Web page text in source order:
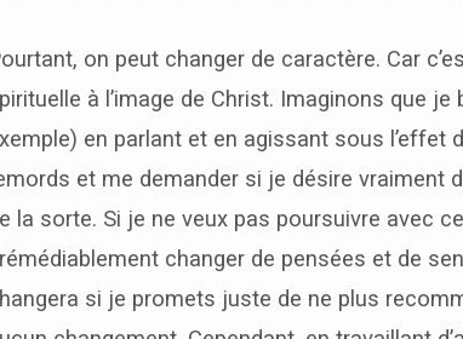
on peut changer de caractère. Car
à l’image de Christ. Imaginons que je
en parlant et en agissant sous l’effet
et me demander si je désire vraiment
la sorte. Si je ne veux pas poursuivre avec
changer de pensées et de
si je promets juste de ne plus